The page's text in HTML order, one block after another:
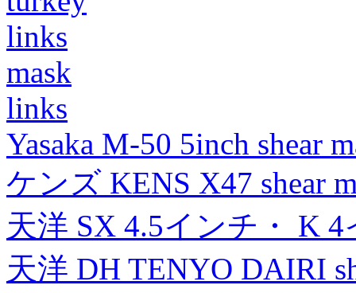
links
mask
links
Yasaka M-50 5inch shear
ケンズ KENS X47 shear
天洋 SX 4.5インチ・ K
天洋 DH TENYO DAIRI